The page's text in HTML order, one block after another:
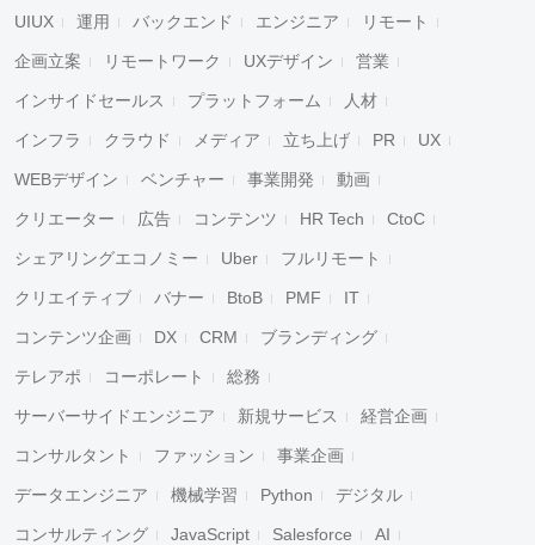
UIUX 運用 バックエンド エンジニア リモート
企画立案 リモートワーク UXデザイン 営業
インサイドセールス プラットフォーム 人材
インフラ クラウド メディア 立ち上げ PR UX
WEBデザイン ベンチャー 事業開発 動画
クリエーター 広告 コンテンツ HR Tech CtoC
シェアリングエコノミー Uber フルリモート
クリエイティブ バナー BtoB PMF IT
コンテンツ企画 DX CRM ブランディング
テレアポ コーポレート 総務
サーバーサイドエンジニア 新規サービス 経営企画
コンサルタント ファッション 事業企画
データエンジニア 機械学習 Python デジタル
コンサルティング JavaScript Salesforce AI